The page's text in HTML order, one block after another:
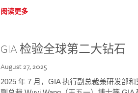
阅读更多
GIA 检验全球第二大钻石
August 27, 2025
2025 年 7 月，GIA 执行副总裁兼研发部